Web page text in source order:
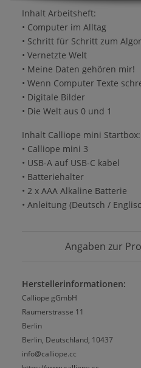
Inhalt Arbeitsheft:
• Computer im Alltag
• Schritt für Schritt zum
• Vernetzte Welt
• Meine Daten gehören mir!
• Wenn Computer Texte
• Digitale Bilder
• Die Welt aus 0 und 1
Inhalt Calliope mini Startbox:
• Calliope mini 3
• USB-A auf USB-C kabel
• Batteriehalter
• 2 x AAA Alkaline Batterie
• Anleitung (Deutsch /
Angaben zur
Herstellerinformationen:
Calliope gGmbH
Raumerstrasse 11
Berlin
Berlin, Deutschland, 10437
info@calliope.cc